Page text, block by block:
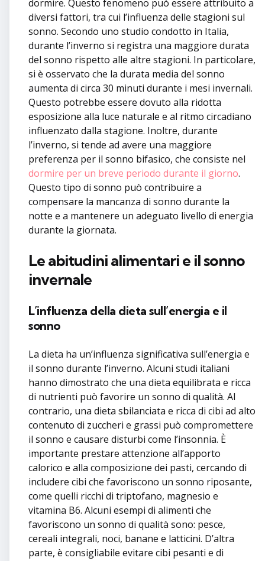
dormire. Questo fenomeno può essere attribuito a
diversi fattori, tra cui l’influenza delle stagioni sul
sonno. Secondo uno studio condotto in Italia,
durante l’inverno si registra una maggiore durata
del sonno rispetto alle altre stagioni. In particolare,
si è osservato che la durata media del sonno
aumenta di circa 30 minuti durante i mesi invernali.
Questo potrebbe essere dovuto alla ridotta
esposizione alla luce naturale e al ritmo circadiano
influenzato dalla stagione. Inoltre, durante
l’inverno, si tende ad avere una maggiore
preferenza per il sonno bifasico, che consiste nel
dormire per un breve periodo durante il giorno.
Questo tipo di sonno può contribuire a
compensare la mancanza di sonno durante la
notte e a mantenere un adeguato livello di energia
durante la giornata.
Le abitudini alimentari e il sonno
invernale
L’influenza della dieta sull’energia e il
sonno
La dieta ha un’influenza significativa sull’energia e
il sonno durante l’inverno. Alcuni studi italiani
hanno dimostrato che una dieta equilibrata e ricca
di nutrienti può favorire un sonno di qualità. Al
contrario, una dieta sbilanciata e ricca di cibi ad alto
contenuto di zuccheri e grassi può compromettere
il sonno e causare disturbi come l’insonnia. È
importante prestare attenzione all’apporto
calorico e alla composizione dei pasti, cercando di
includere cibi che favoriscono un sonno riposante,
come quelli ricchi di triptofano, magnesio e
vitamina B6. Alcuni esempi di alimenti che
favoriscono un sonno di qualità sono: pesce,
cereali integrali, noci, banane e latticini. D’altra
parte, è consigliabile evitare cibi pesanti e di